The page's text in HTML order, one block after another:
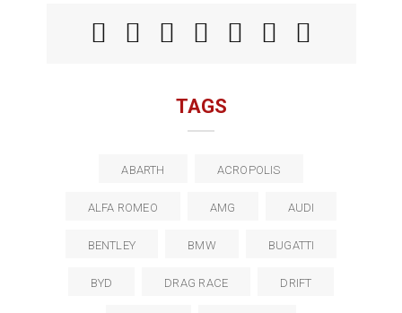
TAGS
ABARTH ACROPOLIS
ALFA ROMEO AMG AUDI
BENTLEY BMW BUGATTI
BYD DRAG RACE DRIFT